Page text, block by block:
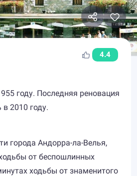
4.4
году. Последняя реновация
в 2010 году.
города Андорра-ла-Велья,
от беспошлинных
ходьбы от знаменитого